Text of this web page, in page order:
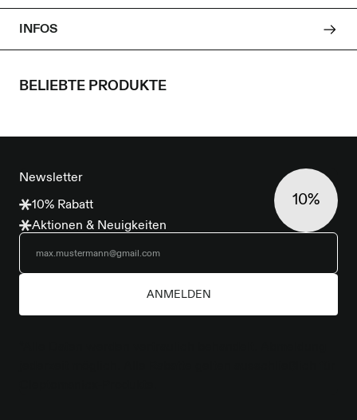
INFOS
BELIEBTE PRODUKTE
Newsletter
10% Rabatt
Aktionen & Neuigkeiten
ANMELDEN
10%